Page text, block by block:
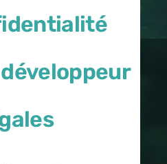
en un clin
d’œil
sur le site
Movly.